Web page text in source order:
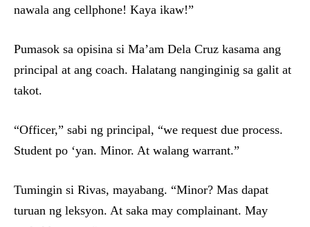
nawala ang cellphone! Kaya ikaw!”
Pumasok sa opisina si Ma’am Dela Cruz kasama ang
principal at ang coach. Halatang nanginginig sa galit at
takot.
“Officer,” sabi ng principal, “we request due process.
Student po ‘yan. Minor. At walang warrant.”
Tumingin si Rivas, mayabang. “Minor? Mas dapat
turuan ng leksyon. At saka may complainant. May